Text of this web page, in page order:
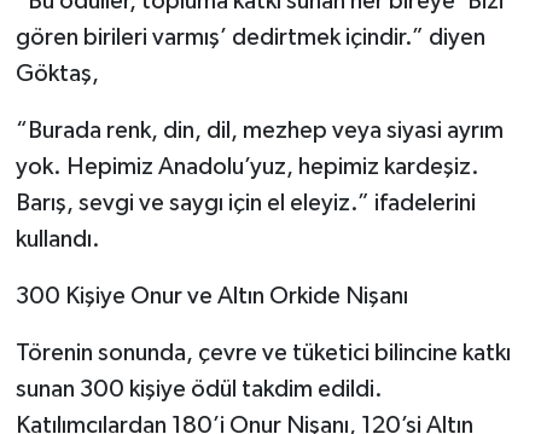
gören birileri varmış’ dedirtmek içindir.” diyen
Göktaş,
“Burada renk, din, dil, mezhep veya siyasi ayrım
yok. Hepimiz Anadolu’yuz, hepimiz kardeşiz.
Barış, sevgi ve saygı için el eleyiz.” ifadelerini
kullandı.
300 Kişiye Onur ve Altın Orkide Nişanı
Törenin sonunda, çevre ve tüketici bilincine katkı
sunan 300 kişiye ödül takdim edildi.
Katılımcılardan 180’i Onur Nişanı, 120’si Altın